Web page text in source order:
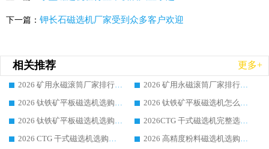
下一篇： 钾长石磁选机厂家受到众多客户欢迎
相关推荐 更多+
2026 矿用永磁滚筒厂家排行榜选购干货指南 行业口碑标杆华体会手机网页版-华体会(中国) 实力出众
2026 矿用永磁滚筒厂家排行榜选购指南，行业口碑领域强者华体会手机网页版-华体会(中国)
2026 钛铁矿平板磁选机选购全攻略 市场公认优质品牌厂家实力排行榜
2026 钛铁矿平板磁选机怎么选 靠谱生产企业实力排行榜选购参考攻略
2026 钛铁矿平板磁选机选购指南 行业口碑优选品牌生产企业实力排行榜
2026CTG 干式磁选机完整选购指南 行业口碑顶尖靠谱生产龙头厂家实力推荐
2026 CTG 干式磁选机选购指南|行业口碑靠谱生产厂家领域强者推荐
2026 高精度粉料磁选机选购全攻略 行业优质品牌华体会手机网页版-华体会(中国) 实力深度解析